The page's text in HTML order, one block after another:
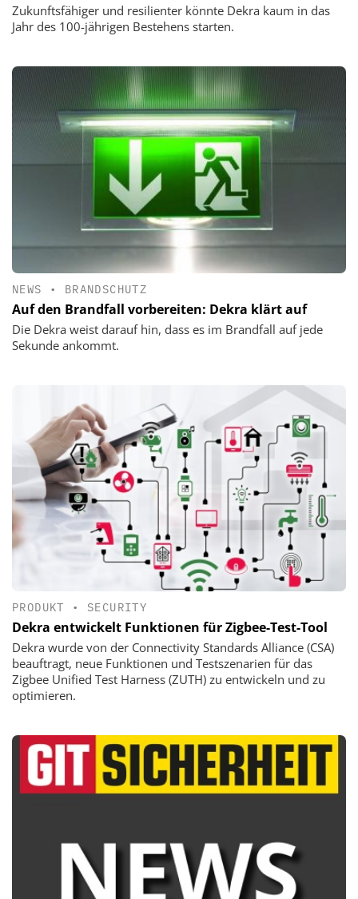
Zukunftsfähiger und resilienter könnte Dekra kaum in das
Jahr des 100-jährigen Bestehens starten.
NEWS • BRANDSCHUTZ
Auf den Brandfall vorbereiten: Dekra klärt auf
Die Dekra weist darauf hin, dass es im Brandfall auf jede
Sekunde ankommt.
PRODUKT • SECURITY
Dekra entwickelt Funktionen für Zigbee-Test-Tool
Dekra wurde von der Connectivity Standards Alliance (CSA)
beauftragt, neue Funktionen und Testszenarien für das
Zigbee Unified Test Harness (ZUTH) zu entwickeln und zu
optimieren.